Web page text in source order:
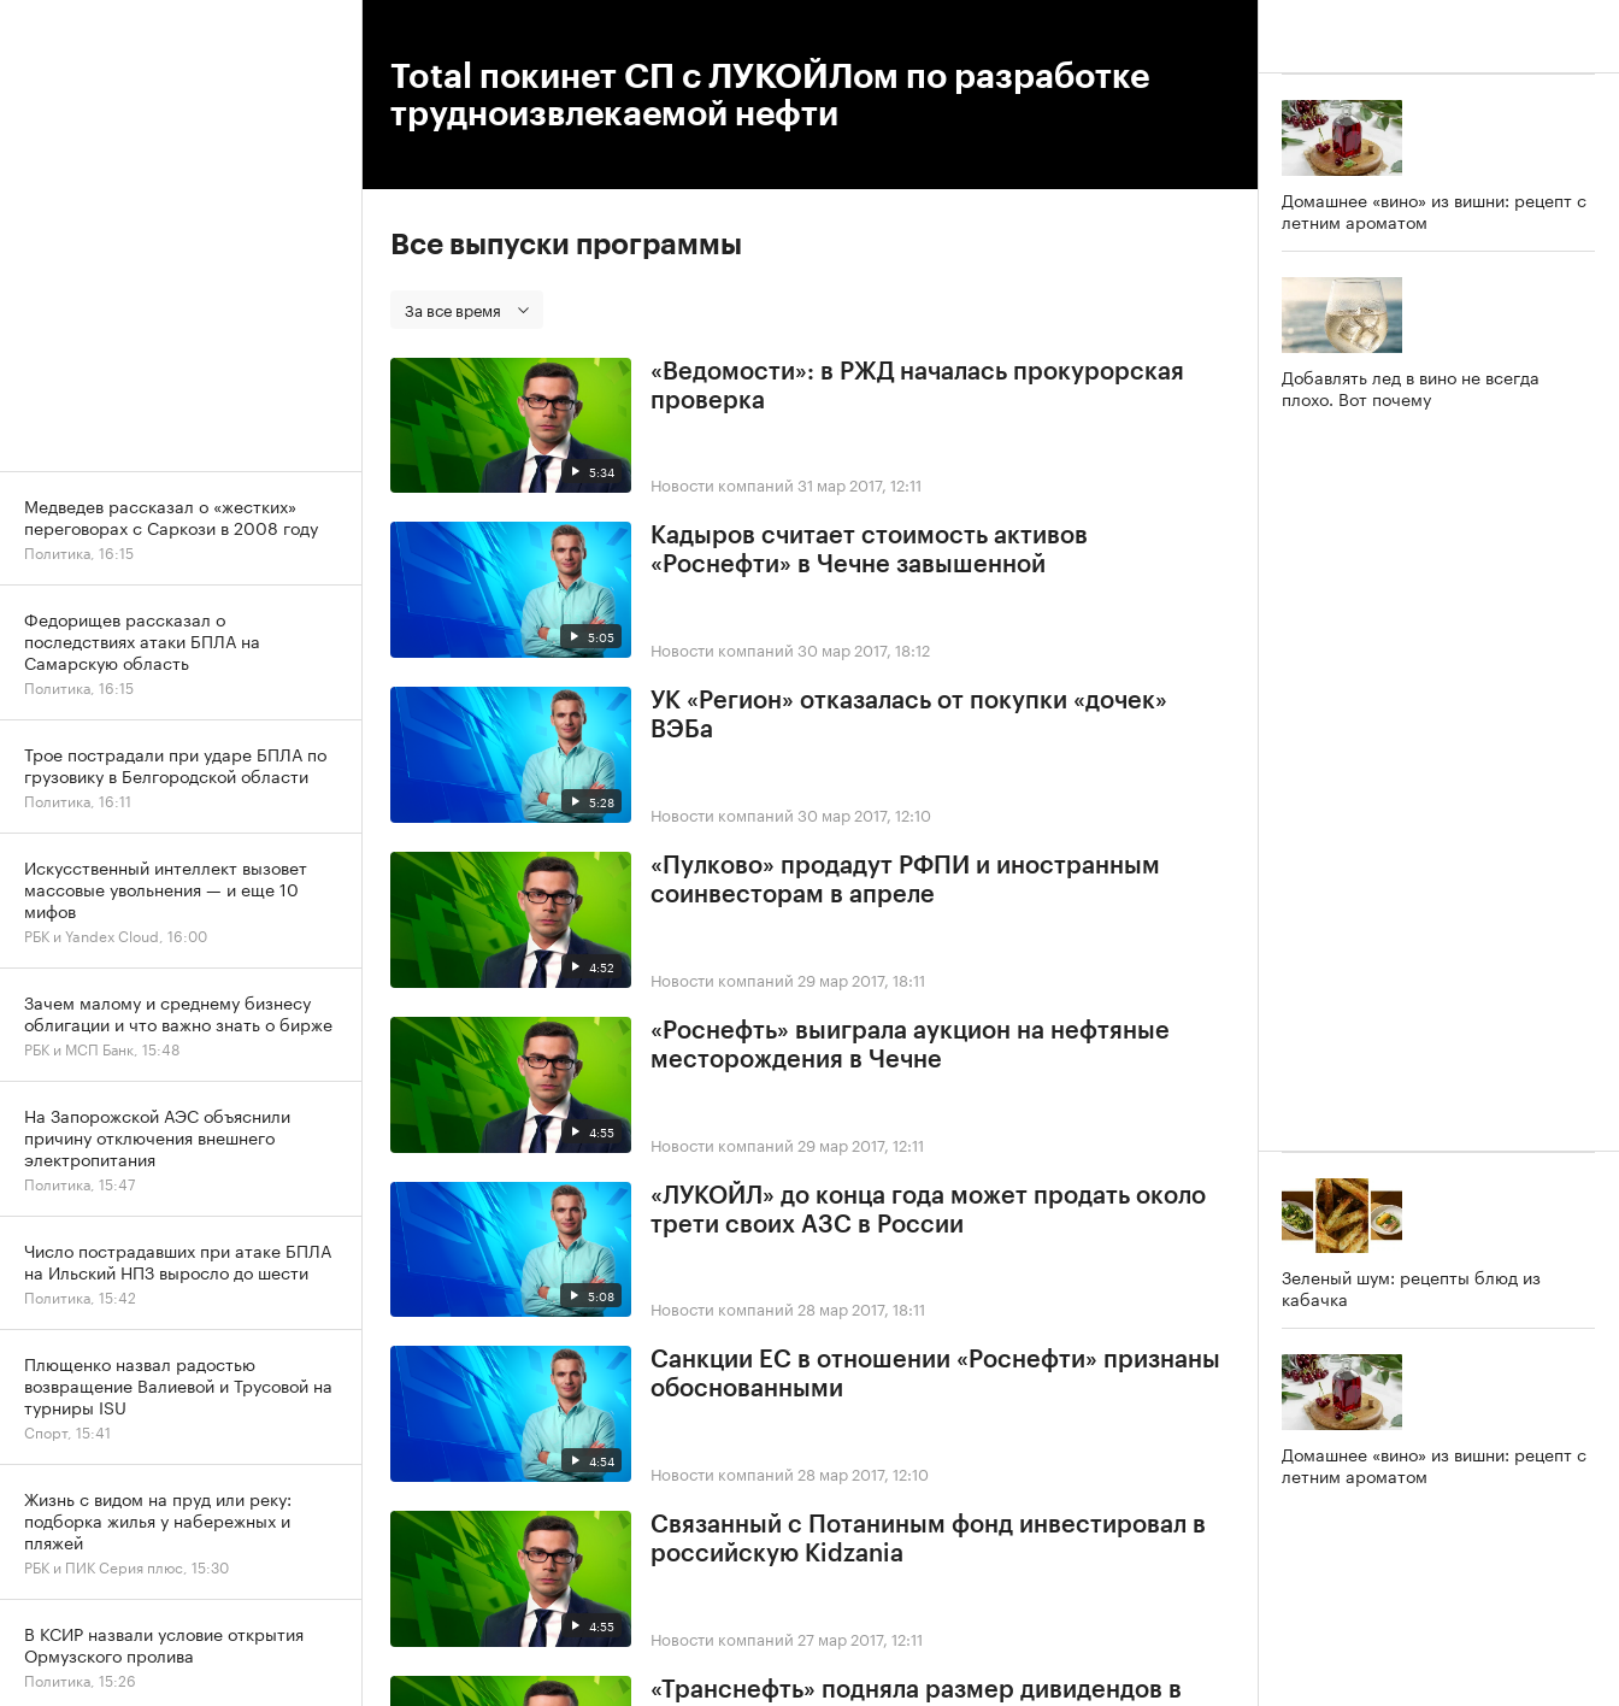
Total покинет СП с ЛУКОЙЛом по разработке
трудноизвлекаемой нефти
Все выпуски программы
За все время
5:34
«Ведомости»: в РЖД началась прокурорская
проверка
Новости компаний 31 мар 2017, 12:11
5:05
Кадыров считает стоимость активов
«Роснефти» в Чечне завышенной
Новости компаний 30 мар 2017, 18:12
5:28
УК «Регион» отказалась от покупки «дочек»
ВЭБа
Новости компаний 30 мар 2017, 12:10
4:52
«Пулково» продадут РФПИ и иностранным
соинвесторам в апреле
Новости компаний 29 мар 2017, 18:11
4:55
«Роснефть» выиграла аукцион на нефтяные
месторождения в Чечне
Новости компаний 29 мар 2017, 12:11
5:08
«ЛУКОЙЛ» до конца года может продать около
трети своих АЗС в России
Новости компаний 28 мар 2017, 18:11
4:54
Санкции ЕС в отношении «Роснефти» признаны
обоснованными
Новости компаний 28 мар 2017, 12:10
4:55
Связанный с Потаниным фонд инвестировал в
российскую Kidzania
Новости компаний 27 мар 2017, 12:11
«Транснефть» подняла размер дивидендов в
Домашнее «вино» из вишни: рецепт с
летним ароматом
Добавлять лед в вино не всегда
плохо. Вот почему
Зеленый шум: рецепты блюд из
кабачка
Домашнее «вино» из вишни: рецепт с
летним ароматом
Медведев рассказал о «жестких»
переговорах с Саркози в 2008 году
Политика, 16:15
Федорищев рассказал о
последствиях атаки БПЛА на
Самарскую область
Политика, 16:15
Трое пострадали при ударе БПЛА по
грузовику в Белгородской области
Политика, 16:11
Искусственный интеллект вызовет
массовые увольнения — и еще 10
мифов
РБК и Yandex Cloud, 16:00
Зачем малому и среднему бизнесу
облигации и что важно знать о бирже
РБК и МСП Банк, 15:48
На Запорожской АЭС объяснили
причину отключения внешнего
электропитания
Политика, 15:47
Число пострадавших при атаке БПЛА
на Ильский НПЗ выросло до шести
Политика, 15:42
Плющенко назвал радостью
возвращение Валиевой и Трусовой на
турниры ISU
Спорт, 15:41
Жизнь с видом на пруд или реку:
подборка жилья у набережных и
пляжей
РБК и ПИК Серия плюс, 15:30
В КСИР назвали условие открытия
Ормузского пролива
Политика, 15:26